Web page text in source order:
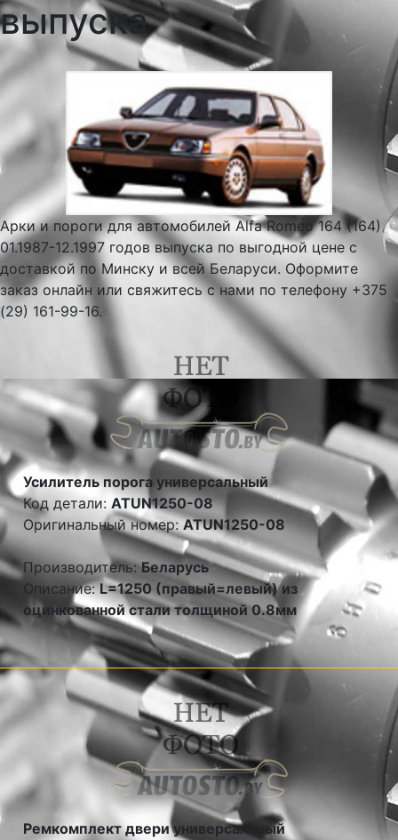
выпуска
Арки и пороги для автомобилей Alfa Romeo 164 (164)
01.1987-12.1997 годов выпуска по выгодной цене с
доставкой по Минску и всей Беларуси. Оформите
заказ онлайн или свяжитесь с нами по телефону +375
(29) 161-99-16.
Усилитель порога универсальный
Код детали: ATUN1250-08
Оригинальный номер:ATUN1250-08
Производитель:Беларусь
Описание:L=1250 (правый=левый) из
оцинкованной стали толщиной 0.8мм
Ремкомплект двери универсальный